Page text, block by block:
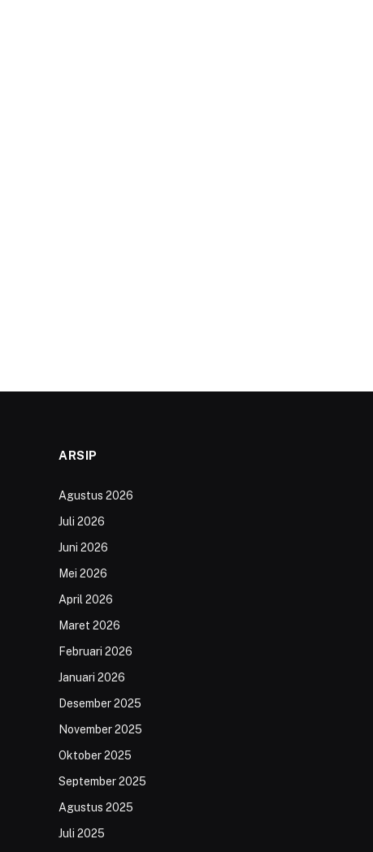
ARSIP
Agustus 2026
Juli 2026
Juni 2026
Mei 2026
April 2026
Maret 2026
Februari 2026
Januari 2026
Desember 2025
November 2025
Oktober 2025
September 2025
Agustus 2025
Juli 2025